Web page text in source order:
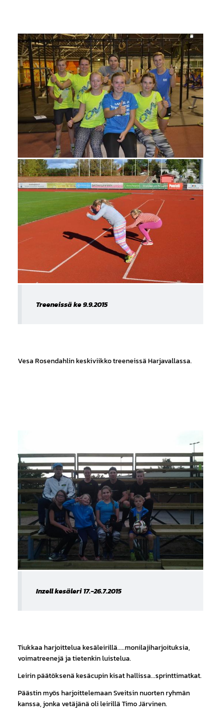
Treeneissä ke 9.9.2015
Vesa Rosendahlin keskiviikko treeneissä Harjavallassa.
Inzell kesäleri 17.-26.7.2015
Tiukkaa harjoittelua kesäleirillä.....monilajiharjoituksia,
voimatreenejä ja tietenkin luistelua.
Leirin päätöksenä kesäcupin kisat hallissa...sprinttimatkat.
Päästin myös harjoittelemaan Sveitsin nuorten ryhmän
kanssa, jonka vetäjänä oli leirillä Timo Järvinen.